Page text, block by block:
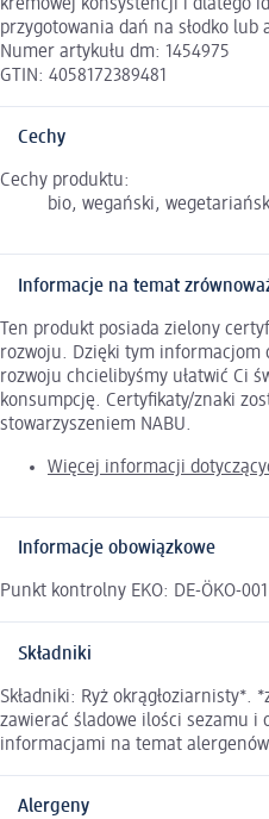
kremowej konsystencji i dlatego
przygotowania dań na słodko
Numer artykułu dm: 1454975
GTIN: 4058172389481
Cechy
Cechy produktu:
bio, wegański,
Informacje na temat
Ten produkt posiada zielony
rozwoju. Dzięki tym informacjom
rozwoju chcielibyśmy ułatwić Ci
konsumpcję. Certyfikaty/znaki
stowarzyszeniem NABU.
Więcej informacji
Informacje obowiązkowe
Punkt kontrolny EKO: DE-ÖKO-001
Składniki
Składniki: Ryż okrągłoziarnisty*.
zawierać śladowe ilości sezamu i
informacjami na temat
Alergeny